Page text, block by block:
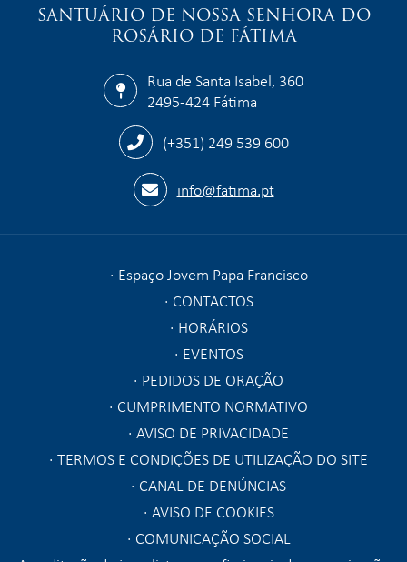
SANTUÁRIO DE NOSSA SENHORA DO
ROSÁRIO DE FÁTIMA
Rua de Santa Isabel, 360
2495-424 Fátima
(+351) 249 539 600
info@fatima.pt
Espaço Jovem Papa Francisco
CONTACTOS
HORÁRIOS
EVENTOS
PEDIDOS DE ORAÇÃO
CUMPRIMENTO NORMATIVO
AVISO DE PRIVACIDADE
TERMOS E CONDIÇÕES DE UTILIZAÇÃO DO SITE
CANAL DE DENÚNCIAS
AVISO DE COOKIES
COMUNICAÇÃO SOCIAL